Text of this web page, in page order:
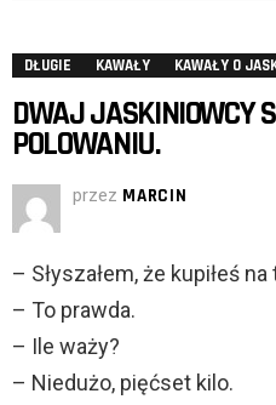
DŁUGIE KAWAŁY KAWAŁY O
DWAJ JASKINIOWCY
POLOWANIU.
przez MARCIN
– Słyszałem, że kupiłeś
– To prawda.
– Ile waży?
– Niedużo, pięćset kilo.